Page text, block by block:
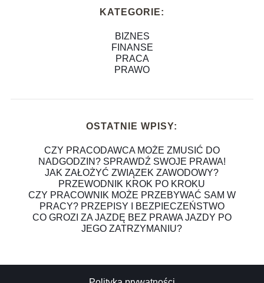
KATEGORIE:
BIZNES
FINANSE
PRACA
PRAWO
OSTATNIE WPISY:
CZY PRACODAWCA MOŻE ZMUSIĆ DO
NADGODZIN? SPRAWDŹ SWOJE PRAWA!
JAK ZAŁOŻYĆ ZWIĄZEK ZAWODOWY?
PRZEWODNIK KROK PO KROKU
CZY PRACOWNIK MOŻE PRZEBYWAĆ SAM W
PRACY? PRZEPISY I BEZPIECZEŃSTWO
CO GROZI ZA JAZDĘ BEZ PRAWA JAZDY PO
JEGO ZATRZYMANIU?